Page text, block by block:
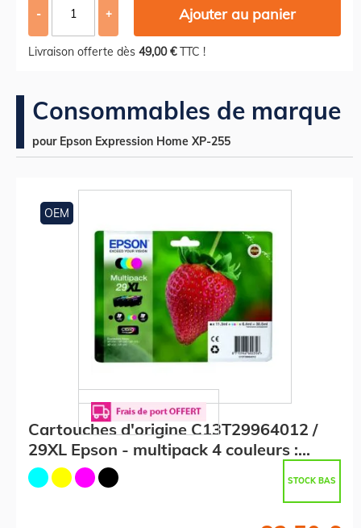
- + Ajouter au panier
Livraison offerte dès 49,00 €TTC !
Consommables de marque
pour Epson Expression Home XP-255
OEM
Cartouches d'origine C13T29964012 /
29XL Epson - multipack 4 couleurs :
noire, cyan, magenta, jaune
STOCK BAS